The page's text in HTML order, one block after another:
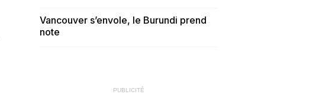
Vancouver s’envole, le Burundi prend
note
PUBLICITÉ